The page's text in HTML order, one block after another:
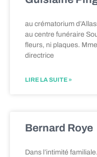
au crématorium
au centre funéraire
fleurs, ni plaques.
directrice
LIRE LA SUITE »
Bernard Roye
Dans l’intimité